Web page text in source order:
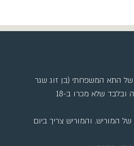
של התא המשפחתי (בן זוג שגר
כדרך קבע וילדים עד גיל 18, צריך להחזיק בה 18 חודשים מגמר בנייתה ובלבד שלא מכרו ב-18
המוריש. והמוריש צריך ביום